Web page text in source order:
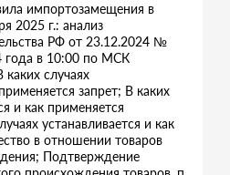
импортозамещения в
2025 г.: анализ
РФ от 23.12.2024 №
года в 10:00 по МСК
случаях
запрет; В каких
и как применяется
устанавливается и как
в отношении товаров
Подтверждение